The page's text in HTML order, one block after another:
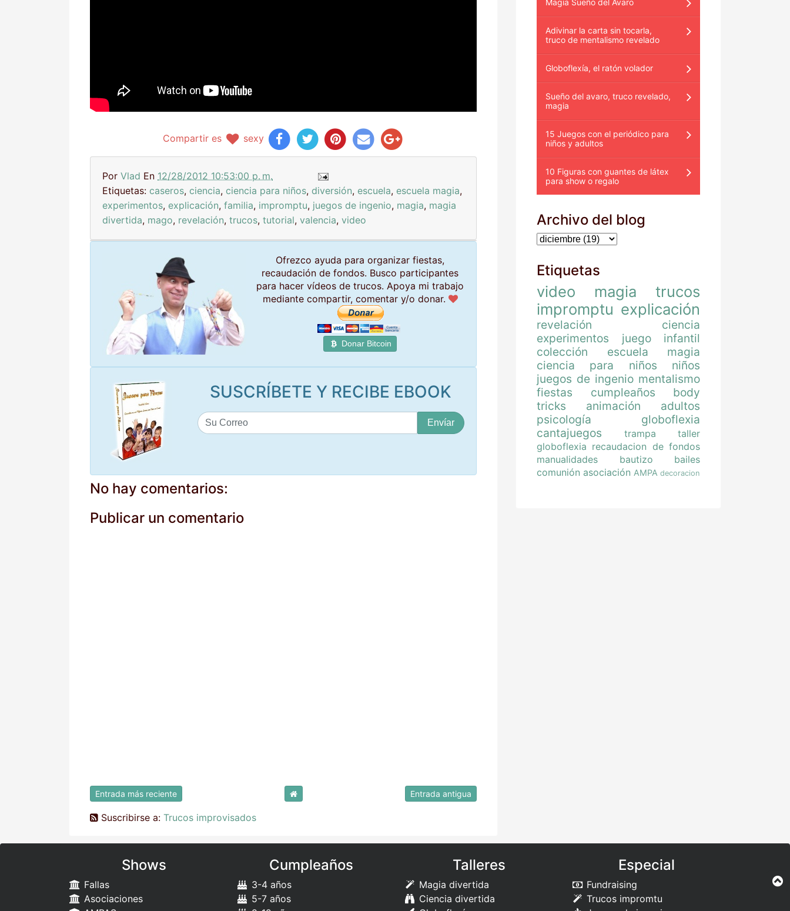
Compartir es sexy
Por Vlad En 12/28/2012 10:53:00 p. m.
Etiquetas: caseros, ciencia, ciencia para niños, diversión, escuela, escuela magia,
experimentos, explicación, familia, impromptu, juegos de ingenio, magia, magia
divertida, mago, revelación, trucos, tutorial, valencia, video
Ofrezco ayuda para organizar fiestas,
recaudación de fondos. Busco participantes
para hacer vídeos de trucos. Apoya mi trabajo
mediante compartir, comentar y/o donar.
Donar Bitcoin
SUSCRÍBETE Y RECIBE EBOOK
u
No hay comentarios:
Publicar un comentario
Entrada más reciente Entrada antigua
Suscribirse a: Trucos improvisados
Adivinar la carta sin tocarla,
truco de mentalismo revelado
Globoflexía, el ratón volador
Sueño del avaro, truco revelado,
magia
15 Juegos con el periódico para
niños y adultos
10 Figuras con guantes de látex
para show o regalo
Archivo del blog
Etiquetas
video magia
trucos
impromptu explicación
revelación
ciencia
experimentos
juego
infantil
colección
escuela magia
ciencia para niños
niños
juegos de ingenio mentalismo
fiestas
cumpleaños
body
tricks
animación
adultos
psicología
globoflexia
cantajuegos
trampa
taller
globoflexia recaudacion de fondos
manualidades
bautizo
bailes
comunión asociación AMPA decoracion
Shows
Fallas
Asociaciones
Cumpleaños
3-4 años
5-7 años
Talleres
Magia divertida
Ciencia divertida
Especial
Fundraising
Trucos impromtu